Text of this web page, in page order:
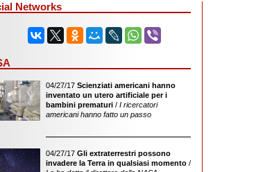
Networks
04/27/17 Scienziati americani hanno
inventato un utero artificiale per i
bambini prematuri/ I ricercatori
americani hanno fatto un passo
04/27/17 Gli extraterrestri possono
invadere la Terra in qualsiasi momento/